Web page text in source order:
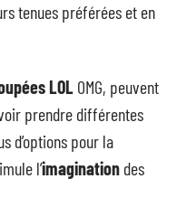
tenues préférées et en
LOL OMG, peuvent
prendre différentes
d’options pour la
l’imagination des